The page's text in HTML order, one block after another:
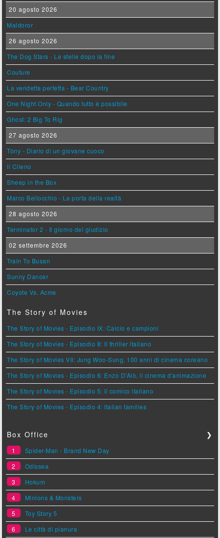
20 agosto 2026
Maldoror
26 agosto 2026
The Dog Stars - Le stelle dopo la fine
Couture
La vendetta perfetta - Bear Country
One Night Only - Quando tutto è possibile
Ghost: 2 Big To Rig
27 agosto 2026
Tony - Diario di un giovane cuoco
Il Cileno
Sheep in the Box
Marco Bellocchio - La porta della realtà
28 agosto 2026
Terminator 2 - Il giorno del giudizio
02 settembre 2026
Train To Busan
Sunny Dancer
Coyote Vs. Acme
The Story of Movies
The Story of Movies - Episodio IX: Calcio e campioni
The Story of Movies - Episodio 8: Il thriller italiano
The Story of Movies VII: Jung Woo-Sung, 100 anni di cinema coreano
The Story of Movies - Episodio 6: Enzo D'Alò, il cinema d'animazione
The Story of Movies - Episodio 5: Il comico italiano
The Story of Movies - Episodio 4: Italian families
Box Office ❯
1
Spider-Man - Brand New Day
2
Odissea
3
Hokum
4
Minions & Monsters
5
Toy Story 5
6
Le città di pianura